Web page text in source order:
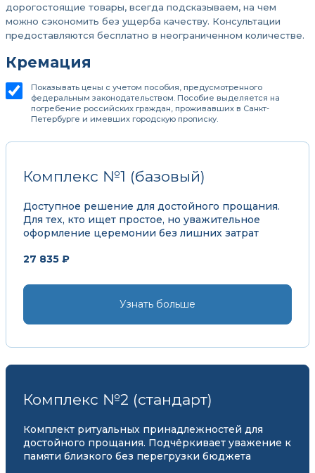
дорогостоящие товары, всегда подсказываем, на чем
можно сэкономить без ущерба качеству. Консультации
предоставляются бесплатно в неограниченном количестве.
Кремация
Показывать цены с учетом пособия, предусмотренного
федеральным законодательством. Пособие выделяется на
погребение российских граждан, проживавших в Санкт-
Петербурге и имевших городскую прописку.
Комплекс №1 (базовый)
Доступное решение для достойного прощания.
Для тех, кто ищет простое, но уважительное
оформление церемонии без лишних затрат
27 835 ₽
Узнать больше
Комплекс №2 (стандарт)
Комплект ритуальных принадлежностей для
достойного прощания. Подчёркивает уважение к
памяти близкого без перегрузки бюджета